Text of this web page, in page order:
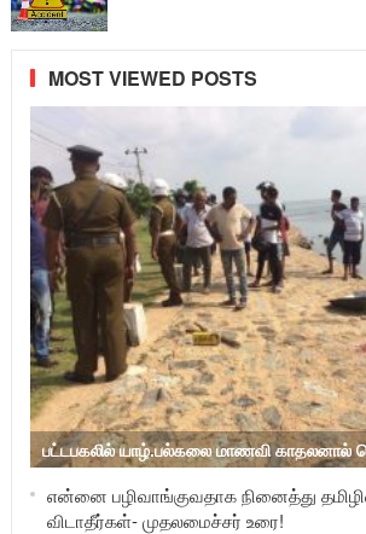
MOST VIEWED POSTS
பட்டபகலில் யாழ்.பல்கலை மாணவி
என்னை பழிவாங்குவதாக நினைத்து
விடாதீர்கள்- முதலமைச்சர் உரை!